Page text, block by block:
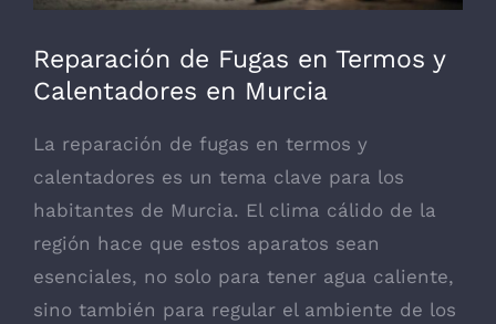
Reparación de Fugas en Termos y
Calentadores en Murcia
La reparación de fugas en termos y
calentadores es un tema clave para los
habitantes de Murcia. El clima cálido de la
región hace que estos aparatos sean
esenciales, no solo para tener agua caliente,
sino también para regular el ambiente de los